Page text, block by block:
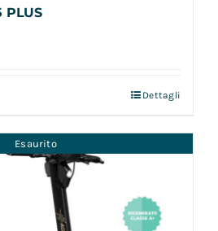
PLUS
Dettagli
Esaurito